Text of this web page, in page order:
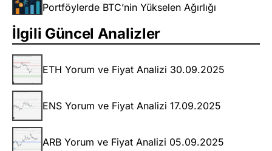
Portföylerde BTC’nin Yükselen Ağırlığı
İlgili Güncel Analizler
ETH Yorum ve Fiyat Analizi 30.09.2025
ENS Yorum ve Fiyat Analizi 17.09.2025
ARB Yorum ve Fiyat Analizi 05.09.2025